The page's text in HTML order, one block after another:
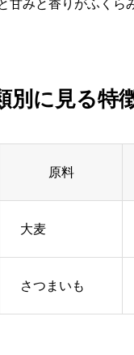
甘みと香りがふくら
別に見る特
原料
大麦
さつまいも